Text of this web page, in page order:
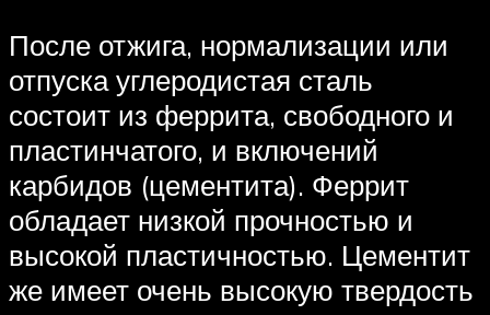
После отжига, нормализации или
отпуска углеродистая сталь
состоит из феррита, свободного и
пластинчатого, и включений
карбидов (цементита). Феррит
обладает низкой прочностью и
высокой пластичностью. Цементит
же имеет очень высокую твердость